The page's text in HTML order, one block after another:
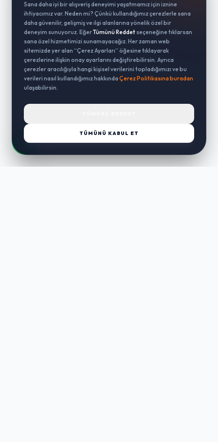
Sana daha iyi bir alışveriş deneyimi yaşatmamız için iznine
ihtiyacımız var. Neden mi? Çünkü kullandığımız çerezlerle sana
daha güvenilir, gelişmiş ve ilgi alanlarına yönelik özel bir
deneyim sunuyoruz. EğerTümünü Reddet seçeneğine tıklarsan
sana özel hizmetimizi sunamayacağız. Her zaman web
sitemizde yer alan “Çerez Ayarları” öğesine tıklayarak
çerezlerine ilişkin onay ayarlarını değiştirebilirsin. Ayrıca
çerezler aracılığıyla hangi kişisel verilerini topladığımızı ve bu
verileri nasıl kullandığımız hakkında Çerez Politikasına buradan
ulaşabilirsin.
TÜMÜNÜ KABUL ET